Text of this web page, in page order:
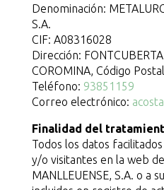
Denominación:
S.A.
CIF: A08316028
Dirección:
COROMINA, Código
Teléfono: 93851159
Correo electrónico:
Finalidad del
Todos los datos
y/o visitantes en la web de
MANLLEUENSE, S.A. o a